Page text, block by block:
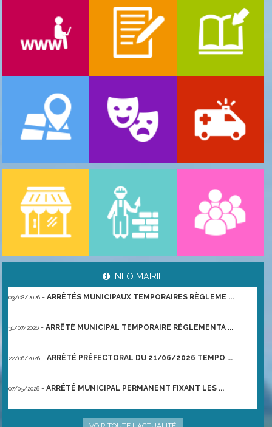
INFO MAIRIE
03/08/2026 - ARRÊTÉS MUNICIPAUX TEMPORAIRES RÈGLEME ...
31/07/2026 - ARRÊTÉ MUNICIPAL TEMPORAIRE RÈGLEMENTA ...
22/06/2026 - ARRÊTÉ PRÉFECTORAL DU 21/06/2026 TEMPO ...
07/05/2026 - ARRÊTÉ MUNICIPAL PERMANENT FIXANT LES ...
ARRÊTÉ MUNICIPAL PERMANENT FIXANT LES ...